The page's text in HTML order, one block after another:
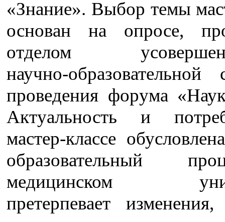
«Знание». Выбор темы
основан на опросе,
отделом
научно-
проведения форума
Актуальность и
мастер-классе
образовательный
медицинском
претерпевает